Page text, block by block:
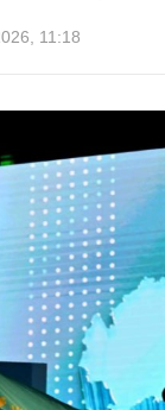
11:18